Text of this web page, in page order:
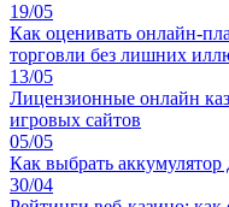
19/05
Как оценивать онлайн-
торговли без лишних
13/05
Лицензионные онлайн
игровых сайтов
05/05
Как выбрать аккумулятор
30/04